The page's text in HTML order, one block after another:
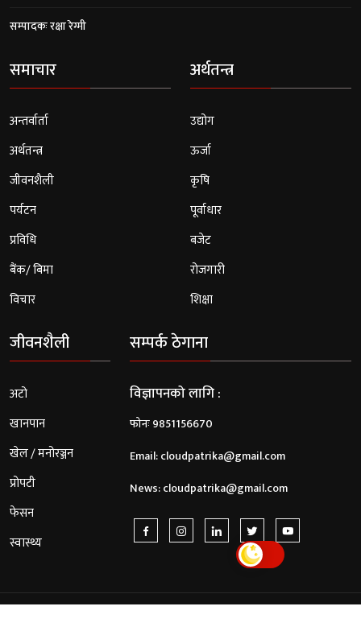
सम्पादकः रक्षा रेग्मी
समाचार
अन्तर्वार्ता
अर्थतन्त्र
जीवनशैली
पर्यटन
प्रविधि
बैंक/ बिमा
विचार
अर्थतन्त्र
उद्योग
ऊर्जा
कृषि
पूर्वाधार
बजेट
रोजगारी
शिक्षा
जीवनशैली
अटो
खानपान
खेल / मनोरञ्जन
प्रोपटी
फेसन
स्वास्थ्य
सम्पर्क ठेगाना
विज्ञापनको लागि :
फोनः 9851156670
Email:cloudpatrika@gmail.com
News:cloudpatrika@gmail.com